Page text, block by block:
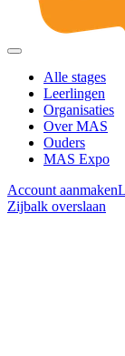
Alle stages
Leerlingen
Organisaties
Over MAS
Ouders
MAS Expo
Account aanmaken
Zijbalk overslaan